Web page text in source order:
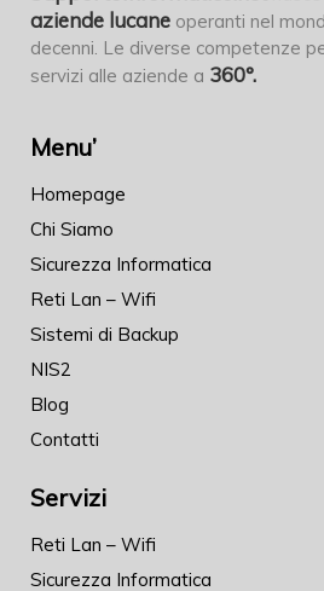
aziende lucane operanti nel
decenni. Le diverse competenze
servizi alle aziende a 360°.
Menu’
Homepage
Chi Siamo
Sicurezza Informatica
Reti Lan – Wifi
Sistemi di Backup
NIS2
Blog
Contatti
Servizi
Reti Lan – Wifi
Sicurezza Informatica